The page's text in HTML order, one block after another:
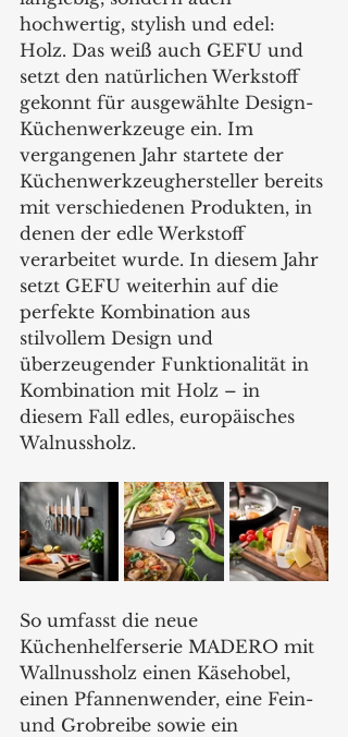
hochwertig, stylish und edel:
Holz. Das weiß auch GEFU und
setzt den natürlichen Werkstoff
gekonnt für ausgewählte Design-
Küchenwerkzeuge ein. Im
vergangenen Jahr startete der
Küchenwerkzeughersteller bereits
mit verschiedenen Produkten, in
denen der edle Werkstoff
verarbeitet wurde. In diesem Jahr
setzt GEFU weiterhin auf die
perfekte Kombination aus
stilvollem Design und
überzeugender Funktionalität in
Kombination mit Holz – in
diesem Fall edles, europäisches
Walnussholz.
So umfasst die neue
Küchenhelferserie MADERO mit
Wallnussholz einen Käsehobel,
einen Pfannenwender, eine Fein-
und Grobreibe sowie ein